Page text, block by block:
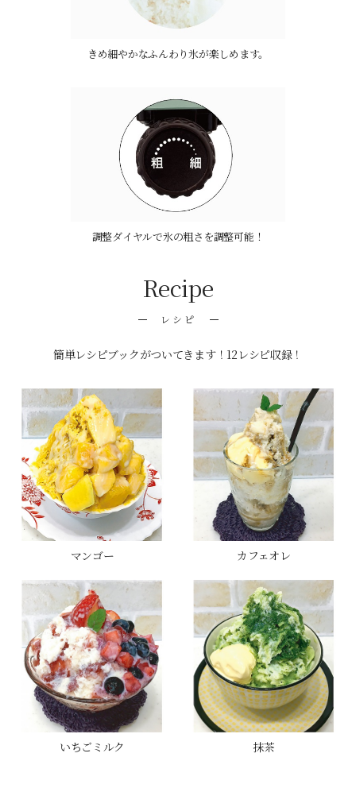
きめ細やかなふんわり氷が楽しめます。
調整ダイヤルで氷の粗さを調整可能！
Recipe
レシピ
簡単レシピブックがついてきます！12レシピ収録！
マンゴー カフェオレ
いちごミルク 抹茶